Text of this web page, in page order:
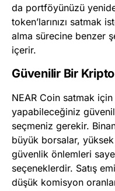
da portföyünüzü
token’larınızı satmak
alma sürecine benzer
içerir.
Güvenilir Bir
NEAR Coin satmak
yapabileceğiniz
seçmeniz gerekir.
büyük borsalar,
güvenlik önlemleri
seçeneklerdir. Satış
düşük komisyon